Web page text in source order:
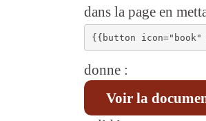
dans la page en
donne :
Voir la